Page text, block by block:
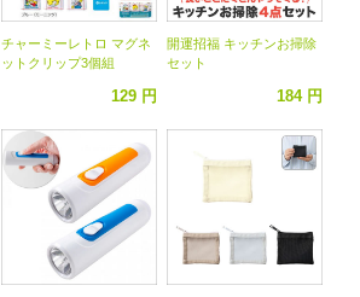
チャーミーレトロ マグネ
ットクリップ3個組
129 円
開運招福 キッチンお掃除
セット
184 円